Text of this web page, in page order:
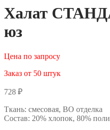
Халат
юз
Цена по запросу
Заказ от 50 штук
728 ₽
Ткань: смесовая, ВО отделка
Состав: 20% хлопок, 80%